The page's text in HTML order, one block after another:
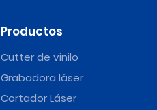
Productos
Cutter de vinilo
Grabadora láser
Cortador Láser